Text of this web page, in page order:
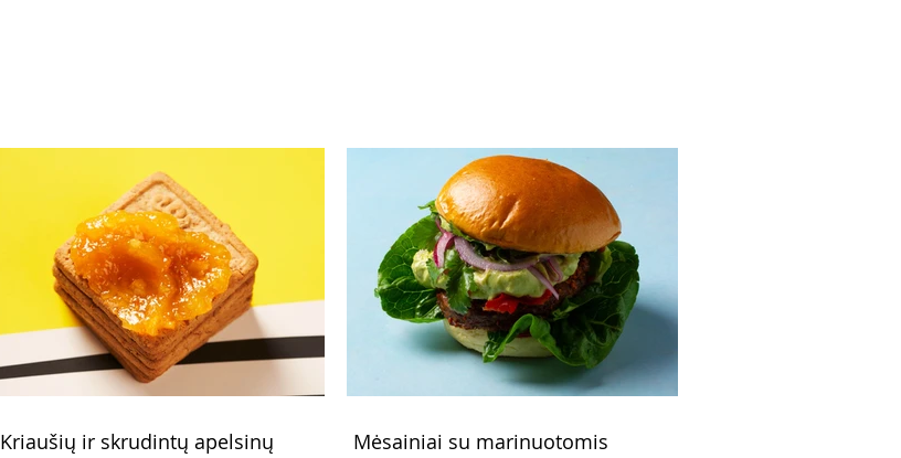
Kriaušių ir skrudintų apelsinų
Mėsainiai su marinuotomis